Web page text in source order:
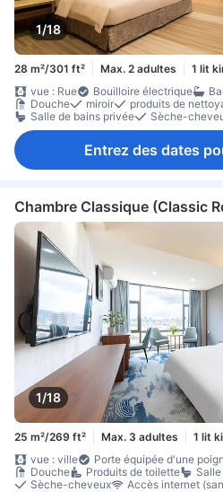
1/18
28 m²/301 ft² Max. 2 adultes
1 lit
vue : Rue
Bouilloire électrique
Douche
miroir produits de
Salle de bains privée
Sèche-
Entrez des dates
Chambre Classique (Classic
1/18
25 m²/269 ft² Max. 3 adultes
1 lit
vue : ville
Porte équipée d'une
Douche
Produits de toilette
Sèche-cheveux
Accès internet